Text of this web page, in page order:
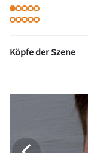
Köpfe der Szene